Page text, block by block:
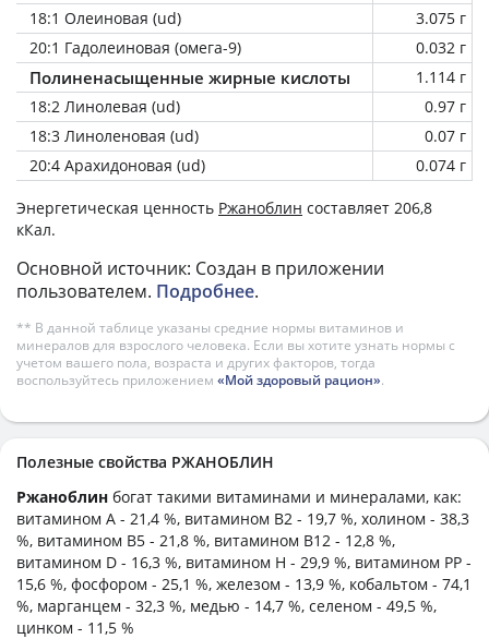
18:1 Олеиновая (ud)
3.075 г
20:1 Гадолеиновая (омега-9)
0.032 г
Полиненасыщенные жирные кислоты
1.114 г
18:2 Линолевая (ud)
0.97 г
18:3 Линоленовая (ud)
0.07 г
20:4 Арахидоновая (ud)
0.074 г
Энергетическая ценность Ржаноблин составляет 206,8
кКал.
Основной источник: Создан в приложении
пользователем. Подробнее.
** В данной таблице указаны средние нормы витаминов и
минералов для взрослого человека. Если вы хотите узнать нормы с
учетом вашего пола, возраста и других факторов, тогда
воспользуйтесь приложением «Мой здоровый рацион».
Полезные свойства РЖАНОБЛИН
Ржаноблин богат такими витаминами и минералами, как:
витамином А - 21,4 %, витамином B2 - 19,7 %, холином - 38,3
%, витамином B5 - 21,8 %, витамином B12 - 12,8 %,
витамином D - 16,3 %, витамином H - 29,9 %, витамином PP -
15,6 %, фосфором - 25,1 %, железом - 13,9 %, кобальтом - 74,1
%, марганцем - 32,3 %, медью - 14,7 %, селеном - 49,5 %,
цинком - 11,5 %